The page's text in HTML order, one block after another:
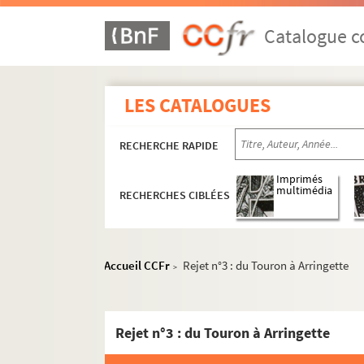
Catalogue
LES CATALOGUES
RECHERCHE RAPIDE
RECHERCHES CIBLÉES
Imprimés
multimédia
Accueil CCFr > Rejet n°3 : du Touron à Arringette
Rejet n°3 : du Touron à Arringette
Ms 66. Boîte 66 : Exercices de 1897 à 1898
Ms 67. Boîte 67 : Exercices de 1898 à 1899
Ms 68. Boîte 68 : Exercices de 1899 à 1900
Ms 70. Boîte 70 : Exercices de 1901 à 1902
Ms 71. Boîte 71 : Exercices de 1902 à 1903
Ms 72. Boîte 72 : Exercices de 1903 à 1904
Ms 72. Boîte 72 Bis: Exercices de 1904 à
Ms 73. Boîte 73 : Exercices de 1905 à 1906
Ms 74. Boîte 74 : Exercices de 1906 à 1907
Ms 77. Boîte 77 : Exercices de 1910 à 1911
Ms 78. Boîte 78 : Exercices de 1911 à 1912